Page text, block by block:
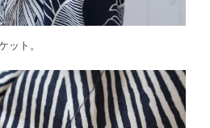
ット。